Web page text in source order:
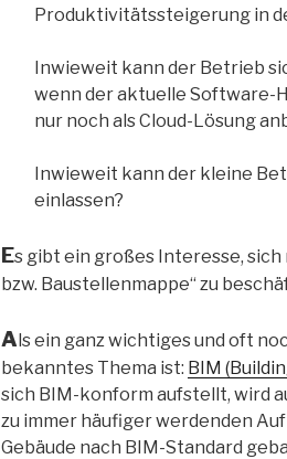
Produktivitätssteigerung in
Inwieweit kann der Betrieb
wenn der aktuelle
nur noch als Cloud-Lösung
Inwieweit kann der kleine
einlassen?
Es gibt ein großes Interesse,
bzw. Baustellenmappe“ zu
Als ein ganz wichtiges und oft
bekanntes Thema ist: BIM
sich BIM-konform aufstellt, wird
zu immer häufiger werdenden
Gebäude nach BIM-Standard